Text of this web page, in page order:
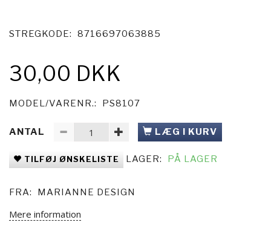
STREGKODE: 8716697063885
30,00 DKK
MODEL/VARENR.: PS8107
ANTAL LÆG I KURV
TILFØJ ØNSKELISTE LAGER: PÅ LAGER
FRA: MARIANNE DESIGN
Mere information